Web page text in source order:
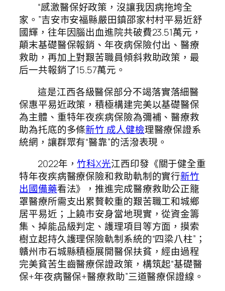
“感激醫保好政策，沒讓我因病拖垮全
家。”吉安市安福縣嚴田鎮邵家村村平易近舒
國輝，往年因腦出血進院共破費23.51萬元，
顛末基礎醫保報銷、年夜病保險付出、醫療
救助，再加上對艱苦職員傾斜救助政策，最
后一共報銷了15.57萬元。
這是江西各級醫保部分不竭落實落細醫
保惠平易近政策，積極構建完美以基礎醫保
為主體、重特年夜疾病保險為彌補、醫療救
助為托底的多條新竹 成人健檢理醫療保證系
統網，讓群眾有“醫靠”的活潑表現。
2022年，竹科X光江西印發《關于健全重
特年夜疾病醫療保險和救助軌制的實行新竹
出國備藥看法》，推進完成醫療救助公正籠
罩醫療所需支出累贅較重的艱苦職工和城鄉
居平易近；上饒市安身當地現實，從資金籌
集、掉能品級判定、護理項目等方面，摸索
樹立起持久護理保險軌制系統的“四梁八柱”；
贛州市石城縣積極展開醫保扶貧，經由過程
完美貧苦生齒醫療保證政策，構筑起“基礎醫
保+年夜病醫保+醫療救助”三道醫療保證線。